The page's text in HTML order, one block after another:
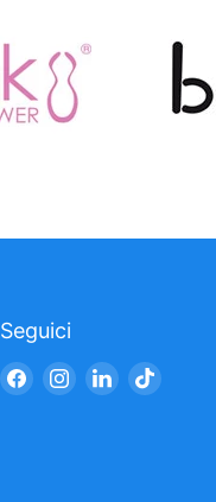
Seguici
TrovaciTrovaciTrovaciTrovaci